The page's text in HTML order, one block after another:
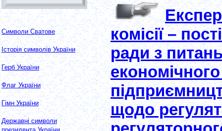
Символи Сватове
Історія символів України
Герб України
Флаг України
Гімн України
Державні символи
комісії –
ради з
щодо